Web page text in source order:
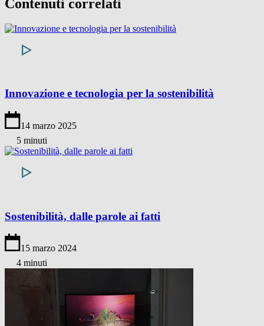
Contenuti correlati
Innovazione e tecnologia per la sostenibilità
14 marzo 2025
5 minuti
Sostenibilità, dalle parole ai fatti
15 marzo 2024
4 minuti